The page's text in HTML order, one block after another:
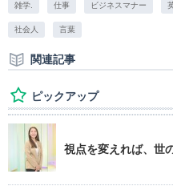
雑学. 仕事 ビジネスマナー
社会人 言葉
関連記事
ピックアップ
視点を変えれば、